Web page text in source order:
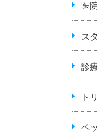
医
ス
診
ト
ペ